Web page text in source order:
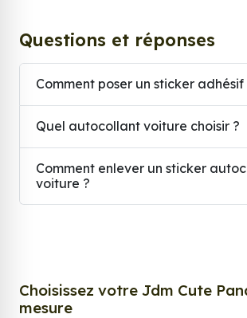
Questions et réponses
Comment poser un sticker
Quel autocollant voiture choisir ?
Comment enlever un sticker
voiture ?
Choisissez votre Jdm Cute
mesure